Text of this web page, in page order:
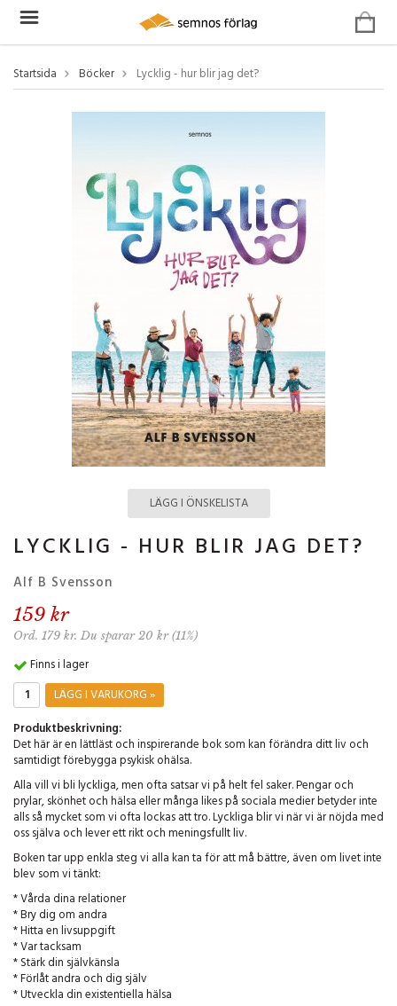
Startsida Böcker Lycklig - hur blir jag det?
LÄGG I ÖNSKELISTA
LYCKLIG - HUR BLIR JAG DET?
Alf B Svensson
159 kr
Ord. 179 kr. Du sparar 20 kr (11%)
Finns i lager
LÄGG I VARUKORG »
Produktbeskrivning:
Det här är en lättläst och inspirerande bok som kan förändra ditt liv och
samtidigt förebygga psykisk ohälsa.
Alla vill vi bli lyckliga, men ofta satsar vi på helt fel saker. Pengar och
prylar, skönhet och hälsa eller många likes på sociala medier betyder inte
alls så mycket som vi ofta lockas att tro. Lyckliga blir vi när vi är nöjda med
oss själva och lever ett rikt och meningsfullt liv.
Boken tar upp enkla steg vi alla kan ta för att må bättre, även om livet inte
blev som vi tänkt:
* Vårda dina relationer
* Bry dig om andra
* Hitta en livsuppgift
* Var tacksam
* Stärk din självkänsla
* Förlåt andra och dig själv
* Utveckla din existentiella hälsa